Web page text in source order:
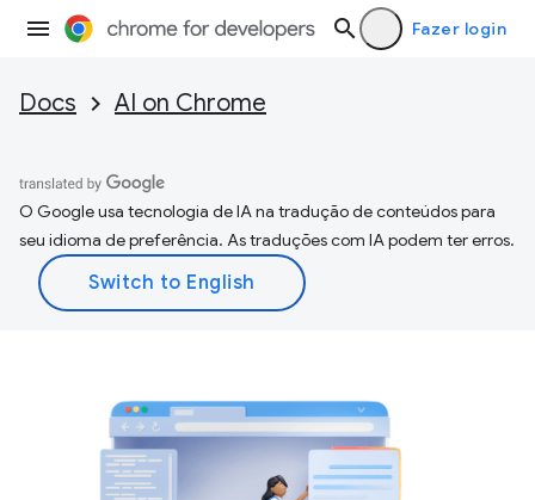
Fazer login
Docs AI on Chrome
O Google usa tecnologia de IA na tradução de conteúdos para
seu idioma de preferência. As traduções com IA podem ter erros.